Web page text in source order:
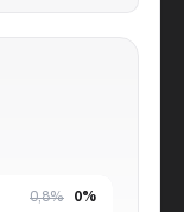
0,8% 0%